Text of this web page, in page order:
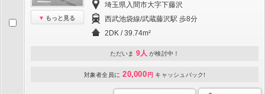
もっと見る
埼玉県入間市大字下藤沢
西武池袋線/武蔵藤沢駅 歩8分
2DK / 39.74m²
ただいま 9人 が検討中！
対象者全員に 20,000 円 キャッシュバック!